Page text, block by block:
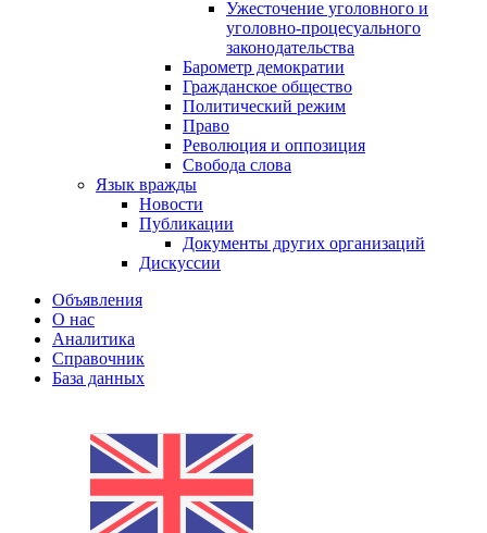
Ужесточение уголовного и
уголовно-процесуального
законодательства
Барометр демократии
Гражданское общество
Политический режим
Право
Революция и оппозиция
Свобода слова
Язык вражды
Новости
Публикации
Документы других организаций
Дискуссии
Объявления
О нас
Аналитика
Справочник
База данных